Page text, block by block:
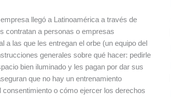
llegó a Latinoamérica a través de
contratan a personas o empresas
a las que les entregan el orbe (un equipo del
generales sobre qué hacer: pedirle
bien iluminado y les pagan por dar sus
que no hay un entrenamiento
o cómo ejercer los derechos